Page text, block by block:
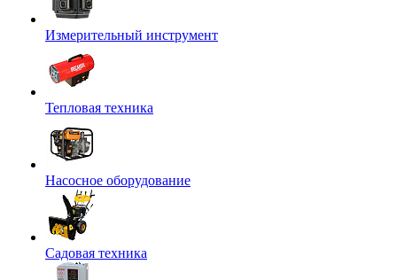
Измерительный инструмент
Тепловая техника
Насосное оборудование
Садовая техника